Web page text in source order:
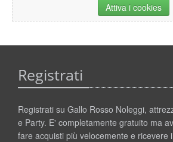
Attiva i cookies
Registrati
Registrati su Gallo Rosso Noleggi,
e Party. E' completamente gratuito ma
fare acquisti più velocemente e ricevere